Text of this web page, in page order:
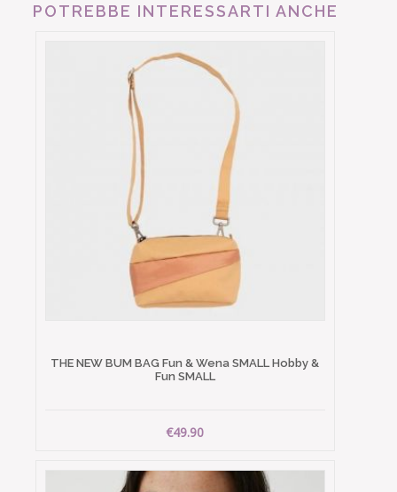
POTREBBE INTERESSARTI ANCHE
THE NEW BUM BAG Fun & Wena SMALL Hobby &
Fun SMALL
€49.90